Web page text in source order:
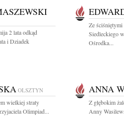
2 lata odkąd
i Dziadek
Ze ściśniętymi
Siedleckiego
Ośrodka...
OLSZTYN
wielkiej straty
Olimpiad...
ANNA
Z głębokim
Anny